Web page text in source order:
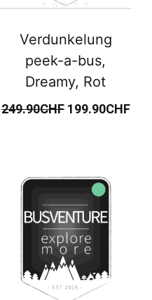
Verdunkelung
peek-a-bus,
Dreamy, Rot
249.90CHF 199.90CHF